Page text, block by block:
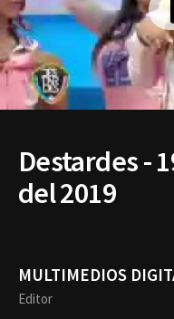
Destardes -
del 2019
MULTIMEDIOS
Editor